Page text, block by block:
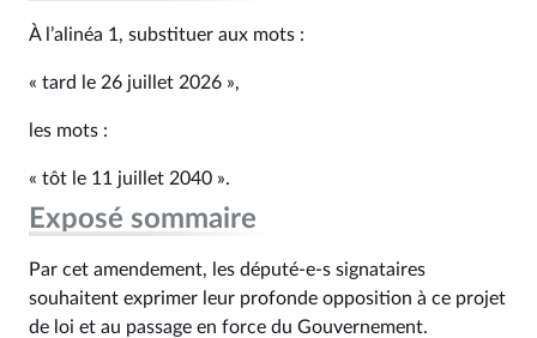
À l’alinéa 1, substituer aux mots :
« tard le 26 juillet 2026 »,
les mots :
« tôt le 11 juillet 2040 ».
Exposé sommaire
Par cet amendement, les député-e-s signataires
souhaitent exprimer leur profonde opposition à ce projet
de loi et au passage en force du Gouvernement.